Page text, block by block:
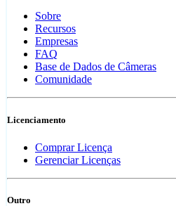
Sobre
Recursos
Empresas
FAQ
Base de Dados de Câmeras
Comunidade
Licenciamento
Comprar Licença
Gerenciar Licenças
Outro